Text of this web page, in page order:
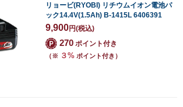
リョービ(RYOBI) リチウムイオン電池パ
ック14.4V(1.5Ah) B-1415L 6406391
9,900円(税込)
270 ポイント付き
（※ ３% ポイント付き）